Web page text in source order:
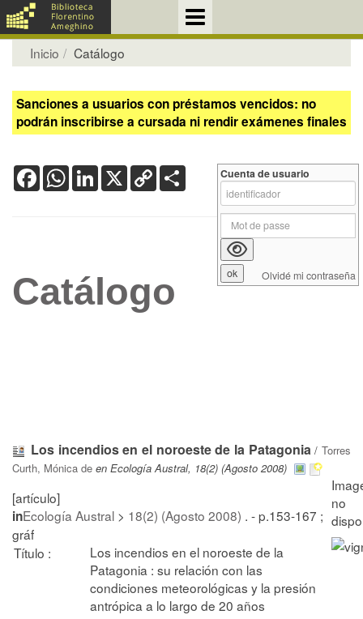
Inicio Catálogo
Sanciones a usuarios con préstamos vencidos: no
podrán inscribirse a cursada ni rendir exámenes finales
FacebookWhatsApp
LinkedIn
X Copy
Link
Catálogo
Los incendios en el noroeste de la Patagonia/Torres
Curth, Mónica de en Ecología Austral, 18(2) (Agosto 2008)
[artículo]
inEcología Austral > 18(2) (Agosto 2008) . - p.153-167 ;
gráf
Título :
Los incendios en el noroeste de la
Patagonia : su relación con las
condiciones meteorológicas y la presión
antrópica a lo largo de 20 años
Cuenta de usuario
Olvidé mi contraseña